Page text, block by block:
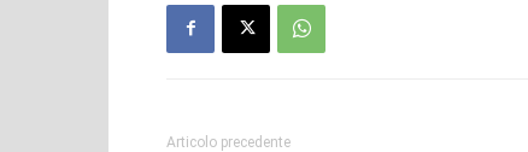
Articolo precedente